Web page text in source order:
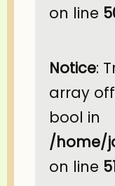
on line
Notice:
array
bool in
/home/
on line